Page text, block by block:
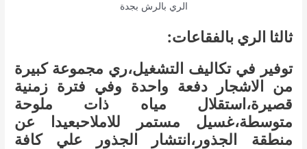
الري بالرش بجدة
ثالثا الري بالفقاعات:
توفير في تكاليف التشغيل،ري مجموعة كبيرة
من الاشجار دفعة واحدة وفي فترة زمنية
قصيرة،استقلال مياه ذات ملوحة
متوسطة،غسيل مستمر للاملاحبعيدا عن
منطقة الجذور،انتشار الجذور علي كافة